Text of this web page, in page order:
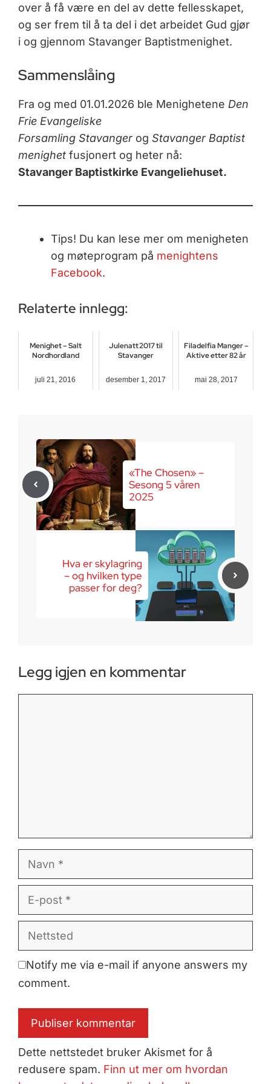
over å få være en del av dette fellesskapet,
og ser frem til å ta del i det arbeidet Gud gjør
i og gjennom Stavanger Baptistmenighet.
Sammenslåing
Fra og med 01.01.2026 ble Menighetene Den
Frie Evangeliske
Forsamling Stavangerog Stavanger Baptist
menighetfusjonert og heter nå:
Stavanger Baptistkirke Evangeliehuset.
Tips! Du kan lese mer om menigheten
og møteprogram på menightens
Facebook.
Relaterte innlegg:
Menighet – Salt
Nordhordland
juli 21, 2016
Julenatt 2017 til
Stavanger
desember 1, 2017
Filadelfia Manger –
Aktive etter 82 år
mai 28, 2017
«The Chosen» –
Sesong 5 våren
2025
Hva er skylagring
– og hvilken type
passer for deg?
Legg igjen en kommentar
post
Notify me via e-mail if anyone answers my
comment.
Dette nettstedet bruker Akismet for å
redusere spam. Finn ut mer om hvordan